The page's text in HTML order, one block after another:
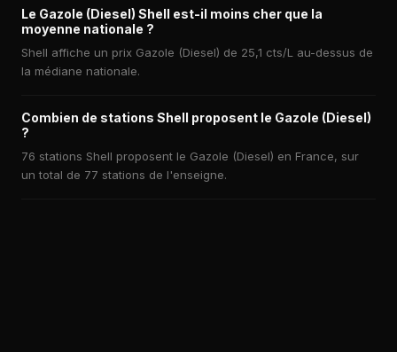
Le Gazole (Diesel) Shell est-il moins cher que la
moyenne nationale ?
Shell affiche un prix Gazole (Diesel) de 25,1 cts/L au-dessus de
la médiane nationale.
Combien de stations Shell proposent le Gazole (Diesel)
?
76 stations Shell proposent le Gazole (Diesel) en France, sur
un total de 77 stations de l'enseigne.